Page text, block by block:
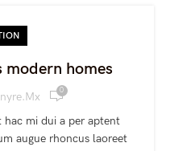
modern homes
0
hac mi dui a per aptent
augue rhoncus laoreet